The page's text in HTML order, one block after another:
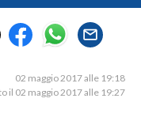
02 maggio 2017 alle 19:18
il 02 maggio 2017 alle 19:27